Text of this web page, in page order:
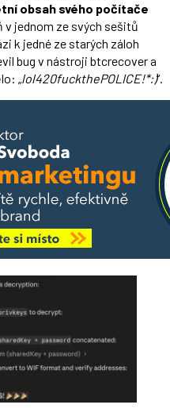
obsah svého počítače
v jednom ze svých sešitů
k jedné ze starých záloh
bug v nástroji btcrecover a
„lol420fuckthePOLICE!*:)“.